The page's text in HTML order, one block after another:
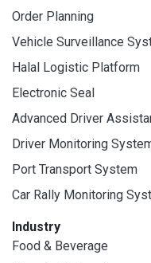
Order Planning
Vehicle Surveillance
Halal Logistic Platform
Electronic Seal
Advanced Driver
Driver Monitoring
Port Transport System
Car Rally Monitoring
Industry
Food & Beverage